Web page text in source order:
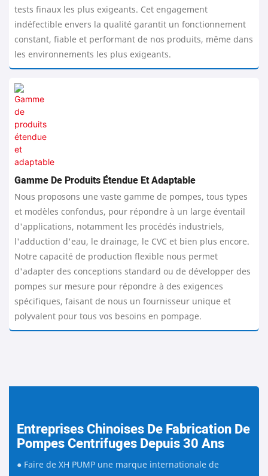
tests finaux les plus exigeants. Cet engagement
indéfectible envers la qualité garantit un fonctionnement
constant, fiable et performant de nos produits, même dans
les environnements les plus exigeants.
Gamme De Produits Étendue Et Adaptable
Nous proposons une vaste gamme de pompes, tous types
et modèles confondus, pour répondre à un large éventail
d'applications, notamment les procédés industriels,
l'adduction d'eau, le drainage, le CVC et bien plus encore.
Notre capacité de production flexible nous permet
d'adapter des conceptions standard ou de développer des
pompes sur mesure pour répondre à des exigences
spécifiques, faisant de nous un fournisseur unique et
polyvalent pour tous vos besoins en pompage.
Entreprises Chinoises De Fabrication De
Pompes Centrifuges Depuis 30 Ans
● Faire de XH PUMP une marque internationale de